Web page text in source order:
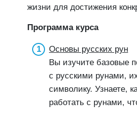
жизни для достижения
Программа курса
Основы русских рун
Вы изучите базовые
с русскими рунами,
символику. Узнаете,
работать с рунами,